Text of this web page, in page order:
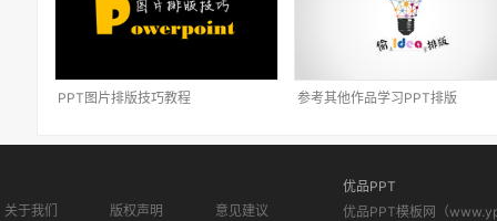
PPT图片排版技巧教程 参考其他作品学习PPT排版
关于我们 版权声明 意见建议
优品PPT
优品PPT模板网（